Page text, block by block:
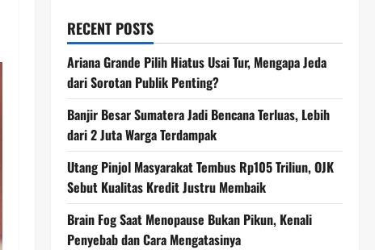
RECENT POSTS
Ariana Grande Pilih Hiatus Usai Tur, Mengapa Jeda
dari Sorotan Publik Penting?
Banjir Besar Sumatera Jadi Bencana Terluas, Lebih
dari 2 Juta Warga Terdampak
Utang Pinjol Masyarakat Tembus Rp105 Triliun, OJK
Sebut Kualitas Kredit Justru Membaik
Brain Fog Saat Menopause Bukan Pikun, Kenali
Penyebab dan Cara Mengatasinya